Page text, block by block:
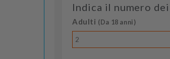
Indica il numero
Adulti (Da 18 anni)
2